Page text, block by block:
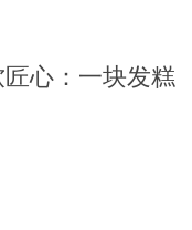
心：一块发糕